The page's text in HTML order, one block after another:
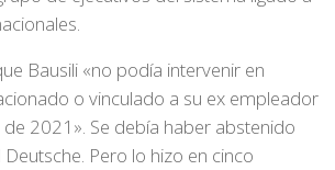
Bausili «no podía intervenir en
o vinculado a su ex empleador
2021». Se debía haber abstenido
Pero lo hizo en cinco